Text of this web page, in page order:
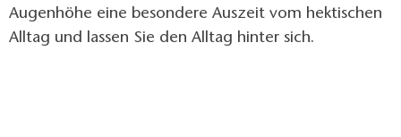
Augenhöhe eine besondere Auszeit vom hektischen
Alltag und lassen Sie den Alltag hinter sich.